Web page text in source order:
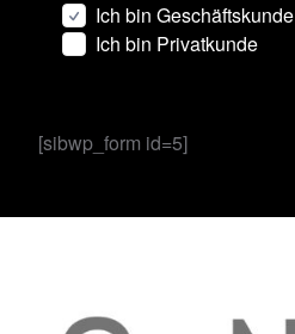
Ich bin Geschäftskunde
Ich bin Privatkunde
[sibwp_form id=5]